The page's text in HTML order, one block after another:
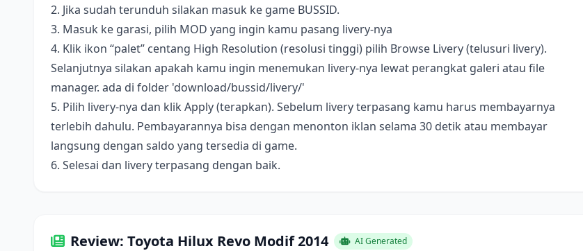
2. Jika sudah terunduh silakan masuk ke game BUSSID.
3. Masuk ke garasi, pilih MOD yang ingin kamu pasang livery-nya
4. Klik ikon “palet” centang High Resolution (resolusi tinggi) pilih Browse Livery (telusuri livery).
Selanjutnya silakan apakah kamu ingin menemukan livery-nya lewat perangkat galeri atau file
manager. ada di folder 'download/bussid/livery/'
5. Pilih livery-nya dan klik Apply (terapkan). Sebelum livery terpasang kamu harus membayarnya
terlebih dahulu. Pembayarannya bisa dengan menonton iklan selama 30 detik atau membayar
langsung dengan saldo yang tersedia di game.
6. Selesai dan livery terpasang dengan baik.
Review: Toyota Hilux Revo Modif 2014 AI Generated